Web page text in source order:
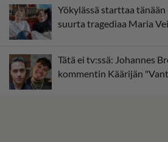
Yökylässä starttaa tänään
suurta tragediaa Maria
Tätä ei tv:ssä: Johannes
kommentin Käärijän